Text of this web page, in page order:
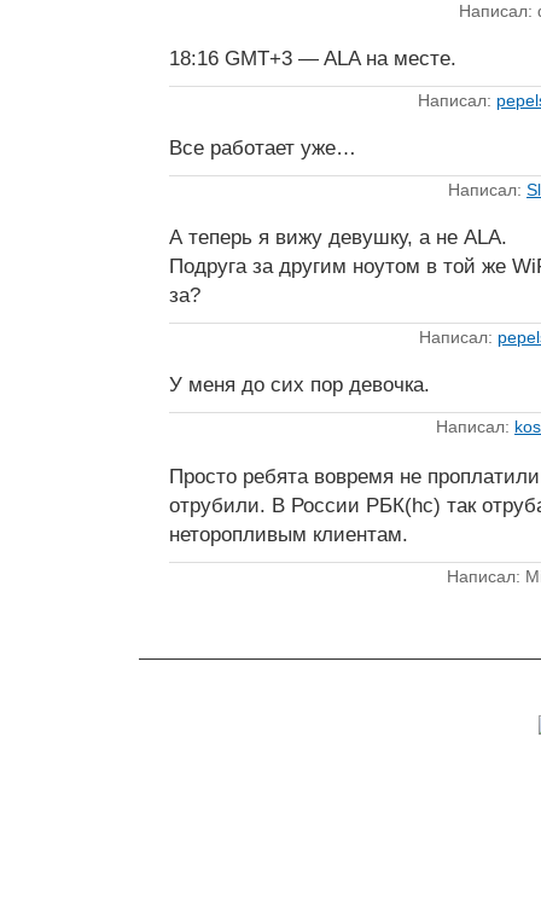
Написал:
18:16 GMT+3 — ALA на месте.
Написал:
Все работает уже…
Написал:
А теперь я вижу девушку, а не ALA.
Подруга за другим ноутом в той же
за?
Написал:
У меня до сих пор девочка.
Написал:
Просто ребята вовремя не
отрубили. В России РБК(hc) так
неторопливым клиентам.
Написал: